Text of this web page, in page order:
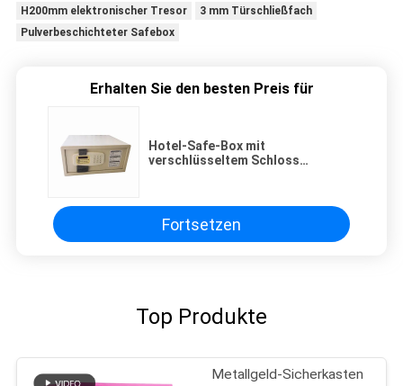
H200mm elektronischer Tresor
3 mm Türschließfach
Pulverbeschichteter Safebox
Erhalten Sie den besten Preis für
Hotel-Safe-Box mit
verschlüsseltem Schloss
Fortsetzen
Top Produkte
Metallgeld-Sicherkasten